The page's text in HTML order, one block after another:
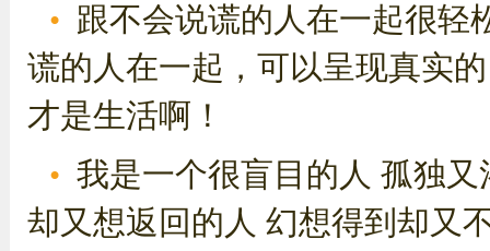
跟不会说谎的人在一起很轻
谎的人在一起，可以呈现真实
才是生活啊！
我是一个很盲目的人 孤独
却又想返回的人 幻想得到却又